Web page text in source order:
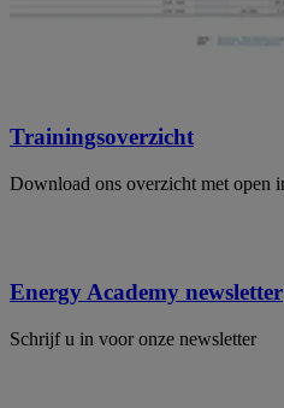
Trainingsoverzicht
Download ons overzicht met open
Energy Academy newsletter
Schrijf u in voor onze newsletter